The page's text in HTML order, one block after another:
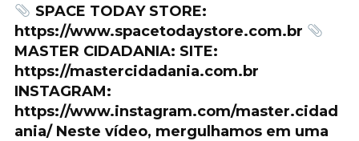
SPACE TODAY STORE:
https://www.spacetodaystore.com.br
MASTER CIDADANIA: SITE:
https://mastercidadania.com.br
INSTAGRAM:
https://www.instagram.com/master.cidad
ania/ Neste vídeo, mergulhamos em uma